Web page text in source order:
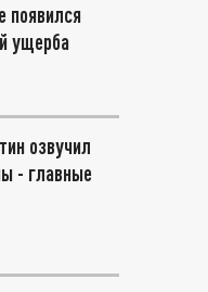
появился
ущерба
озвучил
- главные